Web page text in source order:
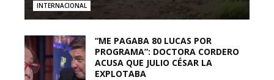
INTERNACIONAL
“ME PAGABA 80 LUCAS POR
PROGRAMA”: DOCTORA CORDERO
ACUSA QUE JULIO CÉSAR LA
EXPLOTABA